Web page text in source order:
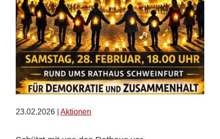
23.02.2026 | Aktionen